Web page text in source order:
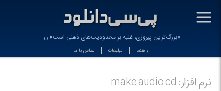
-
«بزرگ‌ترین پیروزی، غلبه بر محدودیت‌های ذهنی است» نا_
راهنما تبلیغات تماس با ما
نرم افزار: make audio cd